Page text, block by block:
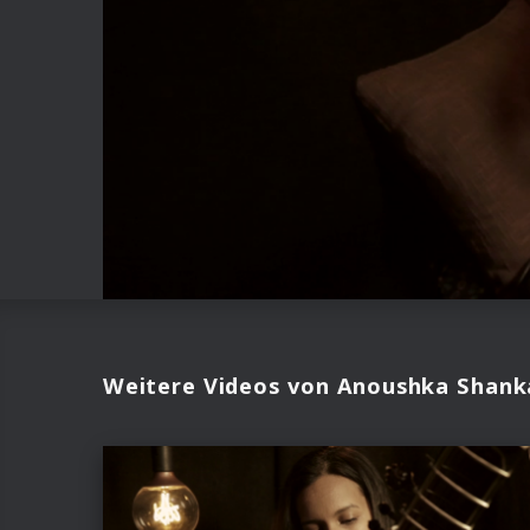
Weitere Videos von Anoushka